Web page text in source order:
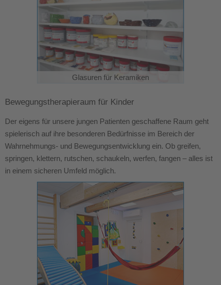
Glasuren für Keramiken
Bewegungstherapieraum für Kinder
Der eigens für unsere jungen Patienten geschaffene Raum geht
spielerisch auf ihre besonderen Bedürfnisse im Bereich der
Wahrnehmungs- und Bewegungsentwicklung ein. Ob greifen,
springen, klettern, rutschen, schaukeln, werfen, fangen – alles ist
in einem sicheren Umfeld möglich.